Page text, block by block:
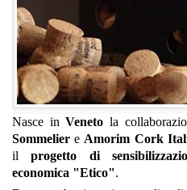
Nasce inVeneto la
Sommelier e Amorim Cork
ilprogetto di
economica "Etico".